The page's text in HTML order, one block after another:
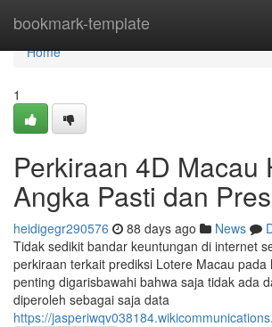
bookmark-template
Home
Home
1
Perkiraan 4D Macau
Angka Pasti dan
heidigegr290576 88 days ago News
Tidak sedikit bandar keuntungan di internet
perkiraan terkait prediksi Lotere Macau pada
penting digarisbawahi bahwa saja tidak ada
diperoleh sebagai saja data
https://